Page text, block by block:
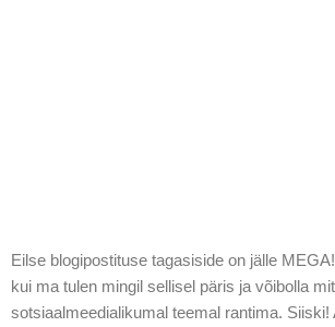
Eilse blogipostituse tagasiside on jälle
kui ma tulen mingil sellisel päris ja võibolla
sotsiaalmeedialikumal teemal rantima. Siiski!